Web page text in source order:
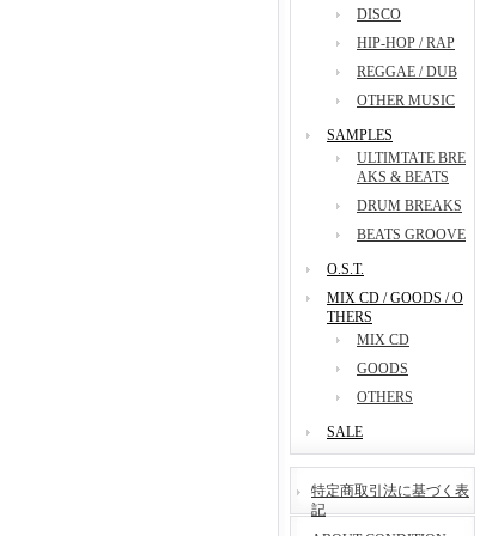
DISCO
HIP-HOP / RAP
REGGAE / DUB
OTHER MUSIC
SAMPLES
ULTIMTATE BRE
AKS & BEATS
DRUM BREAKS
BEATS GROOVE
O.S.T.
MIX CD / GOODS / O
THERS
MIX CD
GOODS
OTHERS
SALE
特定商取引法に基づく表
記